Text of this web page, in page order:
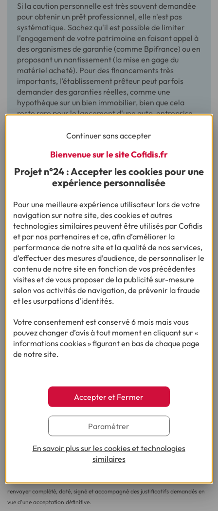
Si la caution personnelle est très souvent demandée
pour obtenir un prêt professionnel, elle n'est pas
systématique. Sachez qu'il est possible de limiter
l'engagement de votre patrimoine en faisant appel à
des organismes de garantie (comme Bpifrance) ou en
proposant un nantissement (la mise en gage du
matériel acheté). Pour des financements très
importants, l’établissement prêteur peut parfois
demander des garanties réelles, comme une
hypothèque sur un bien immobilier, bien que cela
reste rare pour le lancement d'une auto-entreprise.
Le visionnage de cette vidéo nécessite un
dépôt de cookies. Compte-tenu du refus du
dépôt de cookies que vous avez exprimé, afin
de respecter votre choix, nous avons bloqué
la lecture de cette vidéo.
Donner mon accord et lire la vidéo
Besoin d'en savoir plus sur le crédit ?
renvoyer complété, daté, signé et accompagné des justificatifs demandés en
vue d'une acceptation définitive.
Continuer sans accepter
Bienvenue sur le site Cofidis.fr
Projet n°24 : Accepter les cookies pour une
expérience personnalisée
Pour une meilleure expérience utilisateur lors de votre
navigation sur notre site, des cookies et autres
technologies similaires peuvent être utilisés par Cofidis
et par nos partenaires et ce, afin d’améliorer la
performance de notre site et la qualité de nos services,
d’effectuer des mesures d’audience, de personnaliser le
contenu de notre site en fonction de vos précédentes
visites et de vous proposer de la publicité sur-mesure
selon vos activités de navigation, de prévenir la fraude
et les usurpations d’identités.
Votre consentement est conservé 6 mois mais vous
pouvez changer d’avis à tout moment en cliquant sur «
informations cookies » figurant en bas de chaque page
de notre site.
Accepter et Fermer
Paramétrer
En savoir plus sur les cookies et technologies
similaires